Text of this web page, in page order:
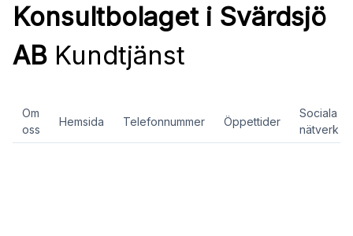
Konsultbolaget i Svärdsjö
AB Kundtjänst
Om
oss
Hemsida Telefonnummer Öppettider
Sociala
nätverk